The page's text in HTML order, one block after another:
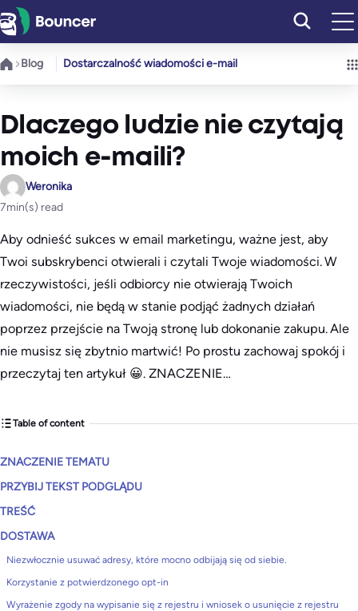
Przejdź
do
treści
Blog Dostarczalność wiadomości e-mail
Dlaczego ludzie nie czytają
moich e-maili?
Weronika
7min(s) read
Aby odnieść sukces w email marketingu, ważne jest, aby
Twoi subskrybenci otwierali i czytali Twoje wiadomości. W
rzeczywistości, jeśli odbiorcy nie otwierają Twoich
wiadomości, nie będą w stanie podjąć żadnych działań
poprzez przejście na Twoją stronę lub dokonanie zakupu. Ale
nie musisz się zbytnio martwić! Po prostu zachowaj spokój i
przeczytaj ten artykuł 😀. ZNACZENIE…
Table of content
ZNACZENIE TEMATU
PRZYBIJ TEKST PODGLĄDU
TREŚĆ
DOSTAWA
Niezwłocznie usuwać adresy, które mocno odbijają się od siebie.
Korzystanie z potwierdzonego opt-in
Wyrażenie zgody na wypisanie się z rejestru i wniosek o usunięcie z rejestru